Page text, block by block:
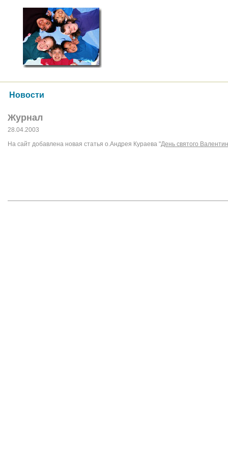
Новости
Журнал
28.04.2003
На сайт добавлена новая статья о.Андрея Кураева "День святого